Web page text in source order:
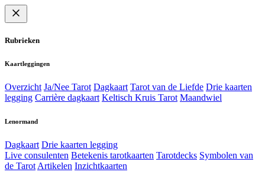
Rubrieken
Kaartleggingen
Overzicht Ja/Nee Tarot Dagkaart Tarot van de Liefde Drie kaarten
legging Carrière dagkaart Keltisch Kruis Tarot Maandwiel
Lenormand
Dagkaart Drie kaarten legging
Live consulenten Betekenis tarotkaarten Tarotdecks Symbolen van
de Tarot Artikelen Inzichtkaarten